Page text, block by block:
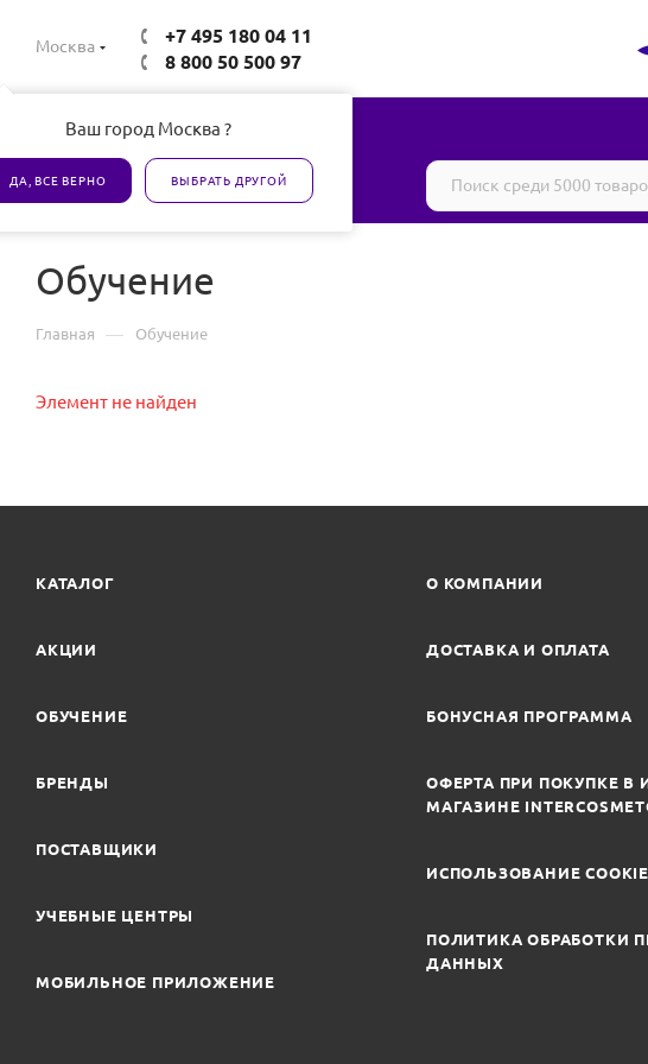
Москва
Ваш город Москва ?
ДА, ВСЕ ВЕРНО ВЫБРАТЬ ДРУГОЙ
+7 495 180 04 11
8 800 50 500 97
Все товары сертифицированы
Обучение
Главная — Обучение
Элемент не найден
КАТАЛОГ
АКЦИИ
ОБУЧЕНИЕ
БРЕНДЫ
ПОСТАВЩИКИ
УЧЕБНЫЕ ЦЕНТРЫ
МОБИЛЬНОЕ ПРИЛОЖЕНИЕ
О КОМПАНИИ
ДОСТАВКА И ОПЛАТА
БОНУСНАЯ ПРОГРАММА
ОФЕРТА ПРИ ПОКУПКЕ В
МАГАЗИНЕ
ИСПОЛЬЗОВАНИЕ COOKIE
ПОЛИТИКА ОБРАБОТКИ
ДАННЫХ